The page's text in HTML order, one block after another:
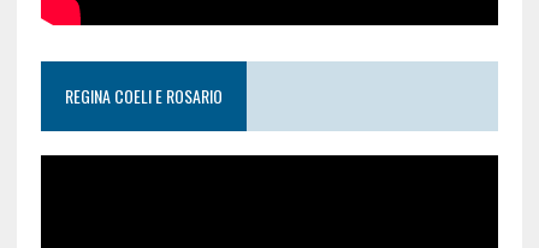
REGINA COELI E ROSARIO